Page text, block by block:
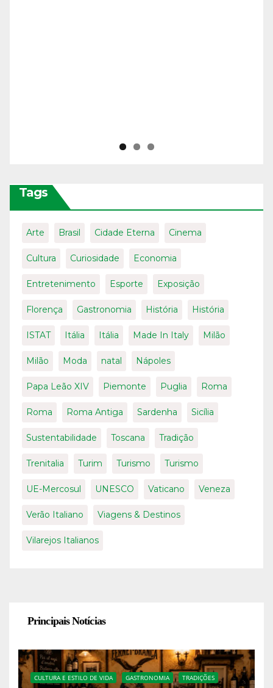
Tags
Arte Brasil Cidade Eterna Cinema
Cultura Curiosidade Economia
Entretenimento Esporte Exposição
Florença Gastronomia História História
ISTAT Itália Itália Made In Italy Milão
Milão Moda natal Nápoles
Papa Leão XIV Piemonte Puglia Roma
Roma Roma Antiga Sardenha Sicília
Sustentabilidade Toscana Tradição
Trenitalia Turim Turismo Turismo
UE-Mercosul UNESCO Vaticano Veneza
Verão Italiano Viagens & Destinos
Vilarejos Italianos
Principais Notícias
CULTURA E ESTILO DE VIDA GASTRONOMIA TRADIÇÕES